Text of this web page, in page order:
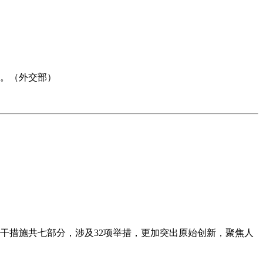
（外交部）
措施共七部分，涉及32项举措，更加突出原始创新，聚焦人